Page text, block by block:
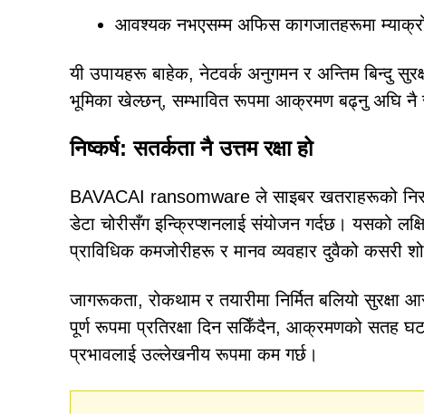
आवश्यक नभएसम्म अफिस कागजातहरूमा
यी उपायहरू बाहेक, नेटवर्क अनुगमन र अन्तिम बिन्दु
भूमिका खेल्छन्, सम्भावित रूपमा आक्रमण बढ्नु अघि नै
निष्कर्ष: सतर्कता नै उत्तम रक्षा हो
BAVACAI ransomware ले साइबर खतराहरूको
डेटा चोरीसँग इन्क्रिप्शनलाई संयोजन गर्दछ। यसको
प्राविधिक कमजोरीहरू र मानव व्यवहार दुवैको कसरी
जागरूकता, रोकथाम र तयारीमा निर्मित बलियो
पूर्ण रूपमा प्रतिरक्षा दिन सकिँदैन, आक्रमणको सतह
प्रभावलाई उल्लेखनीय रूपमा कम गर्छ।